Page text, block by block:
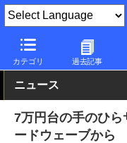
カテゴリ 過去記事
PC Watch パソコン/タ
ニュース
7万円台の手のひ
ードウェーブから